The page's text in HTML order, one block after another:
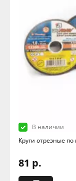
В наличии
Круги отрезные
81 р.